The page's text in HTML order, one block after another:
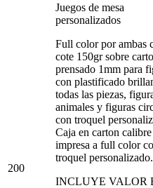
200
Juegos de mesa
personalizados
Full color por ambas
cote 150gr sobre
prensado 1mm para
con plastificado
todas las piezas,
animales y figuras
con troquel
Caja en carton
impresa a full color
troquel personalizado.
INCLUYE VALOR